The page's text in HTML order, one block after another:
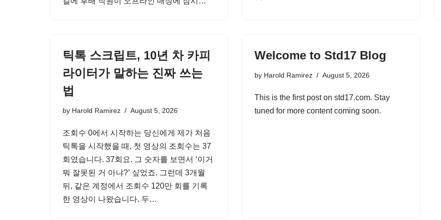
틱톡 스크립트, 10년 차 카피
라이터가 말하는 진짜 쓰는
법
by Harold Ramirez August 5, 2026
조회수 0에서 시작하는 당신에게 제가 처음
틱톡을 시작했을 때, 첫 영상의 조회수는 37
회였습니다. 37회요. 그 숫자를 보면서 ‘이거
뭐 잘못된 거 아냐?’ 싶었죠. 그런데 3개월
뒤, 같은 계정에서 조회수 120만 회를 기록
한 영상이 나왔습니다. 두…
Welcome to Std17 Blog
by Harold Ramirez August 5, 2026
This is the first post on std17.com. Stay
tuned for more content coming soon.